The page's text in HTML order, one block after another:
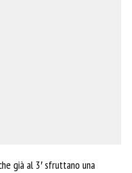
già al 3′ sfruttano una